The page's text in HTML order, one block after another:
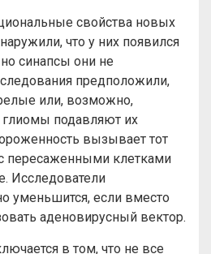
свойства новых
что у них появился
синапсы они не
предположили,
или, возможно,
подавляют их
вызывает тот
пересаженными клетками
Исследователи
уменьшится, если вместо
аденовирусный вектор.
в том, что не все